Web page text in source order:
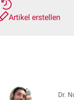
Artikel erstellen
Dr.